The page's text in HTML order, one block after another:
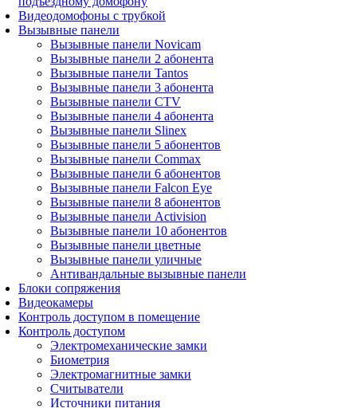
Видеодомофоны с трубкой
Вызывные панели
Вызывные панели Novicam
Вызывные панели 2 абонента
Вызывные панели Tantos
Вызывные панели 3 абонента
Вызывные панели CTV
Вызывные панели 4 абонента
Вызывные панели Slinex
Вызывные панели 5 абонентов
Вызывные панели Commax
Вызывные панели 6 абонентов
Вызывные панели Falcon Eye
Вызывные панели 8 абонентов
Вызывные панели Activision
Вызывные панели 10 абонентов
Вызывные панели цветные
Вызывные панели уличные
Антивандальные вызывные панели
Блоки сопряжения
Видеокамеры
Контроль доступом в помещение
Контроль доступом
Электромеханические замки
Биометрия
Электромагнитные замки
Считыватели
Источники питания